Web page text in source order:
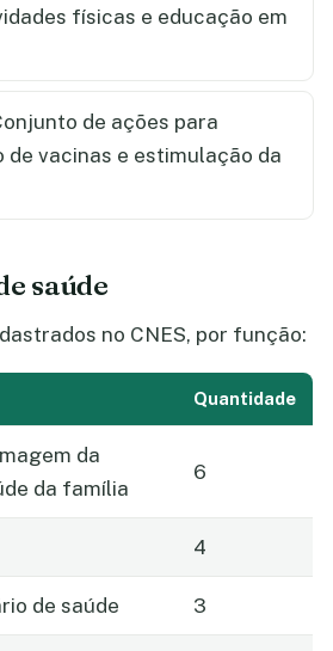
físicas e educação em
de ações para
de vacinas e estimulação da
saúde
no CNES, por função:
Quantidade
da
da família
6
4
de saúde 3